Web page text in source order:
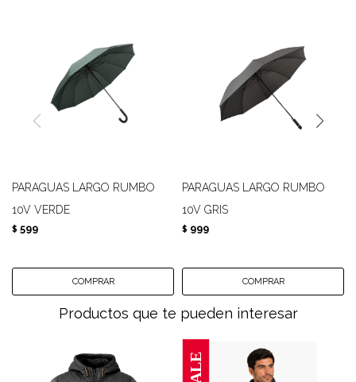
PARAGUAS LARGO RUMBO
10V VERDE
$ 599
PARAGUAS LARGO RUMBO
10V GRIS
$ 999
Productos que te pueden interesar